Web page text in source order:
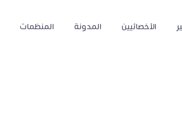
الأخصائيين المدونة المنظمات